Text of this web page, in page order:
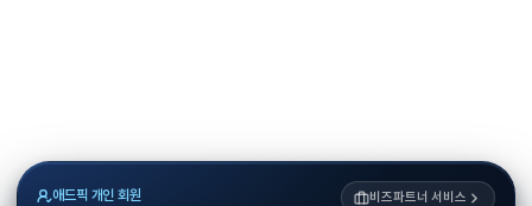
애드픽 개인 회원 비즈파트너 서비스